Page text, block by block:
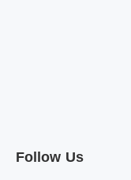
Follow Us